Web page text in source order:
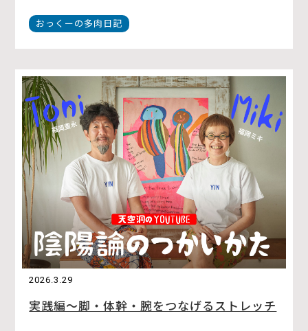
おっくーの多肉日記
2026.3.29
実践編〜脚・体幹・腕をつなげるストレッチ